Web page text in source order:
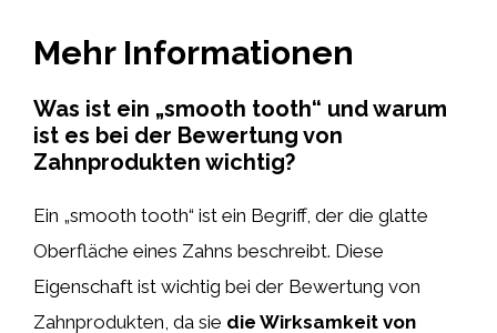
Mehr Informationen
Was ist ein „smooth tooth“ und warum
ist es bei der Bewertung von
Zahnprodukten wichtig?
Ein „smooth tooth“ ist ein Begriff, der die glatte
Oberfläche eines Zahns beschreibt. Diese
Eigenschaft ist wichtig bei der Bewertung von
Zahnprodukten, da sie die Wirksamkeit von